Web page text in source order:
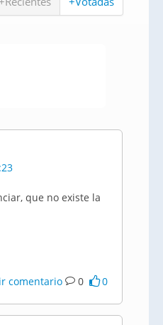
que no existe la
comentario 0 0